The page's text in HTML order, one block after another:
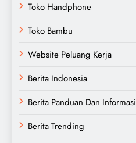
Toko Handphone
Toko Bambu
Website Peluang Kerja
Berita Indonesia
Berita Panduan Dan Informasi
Berita Trending